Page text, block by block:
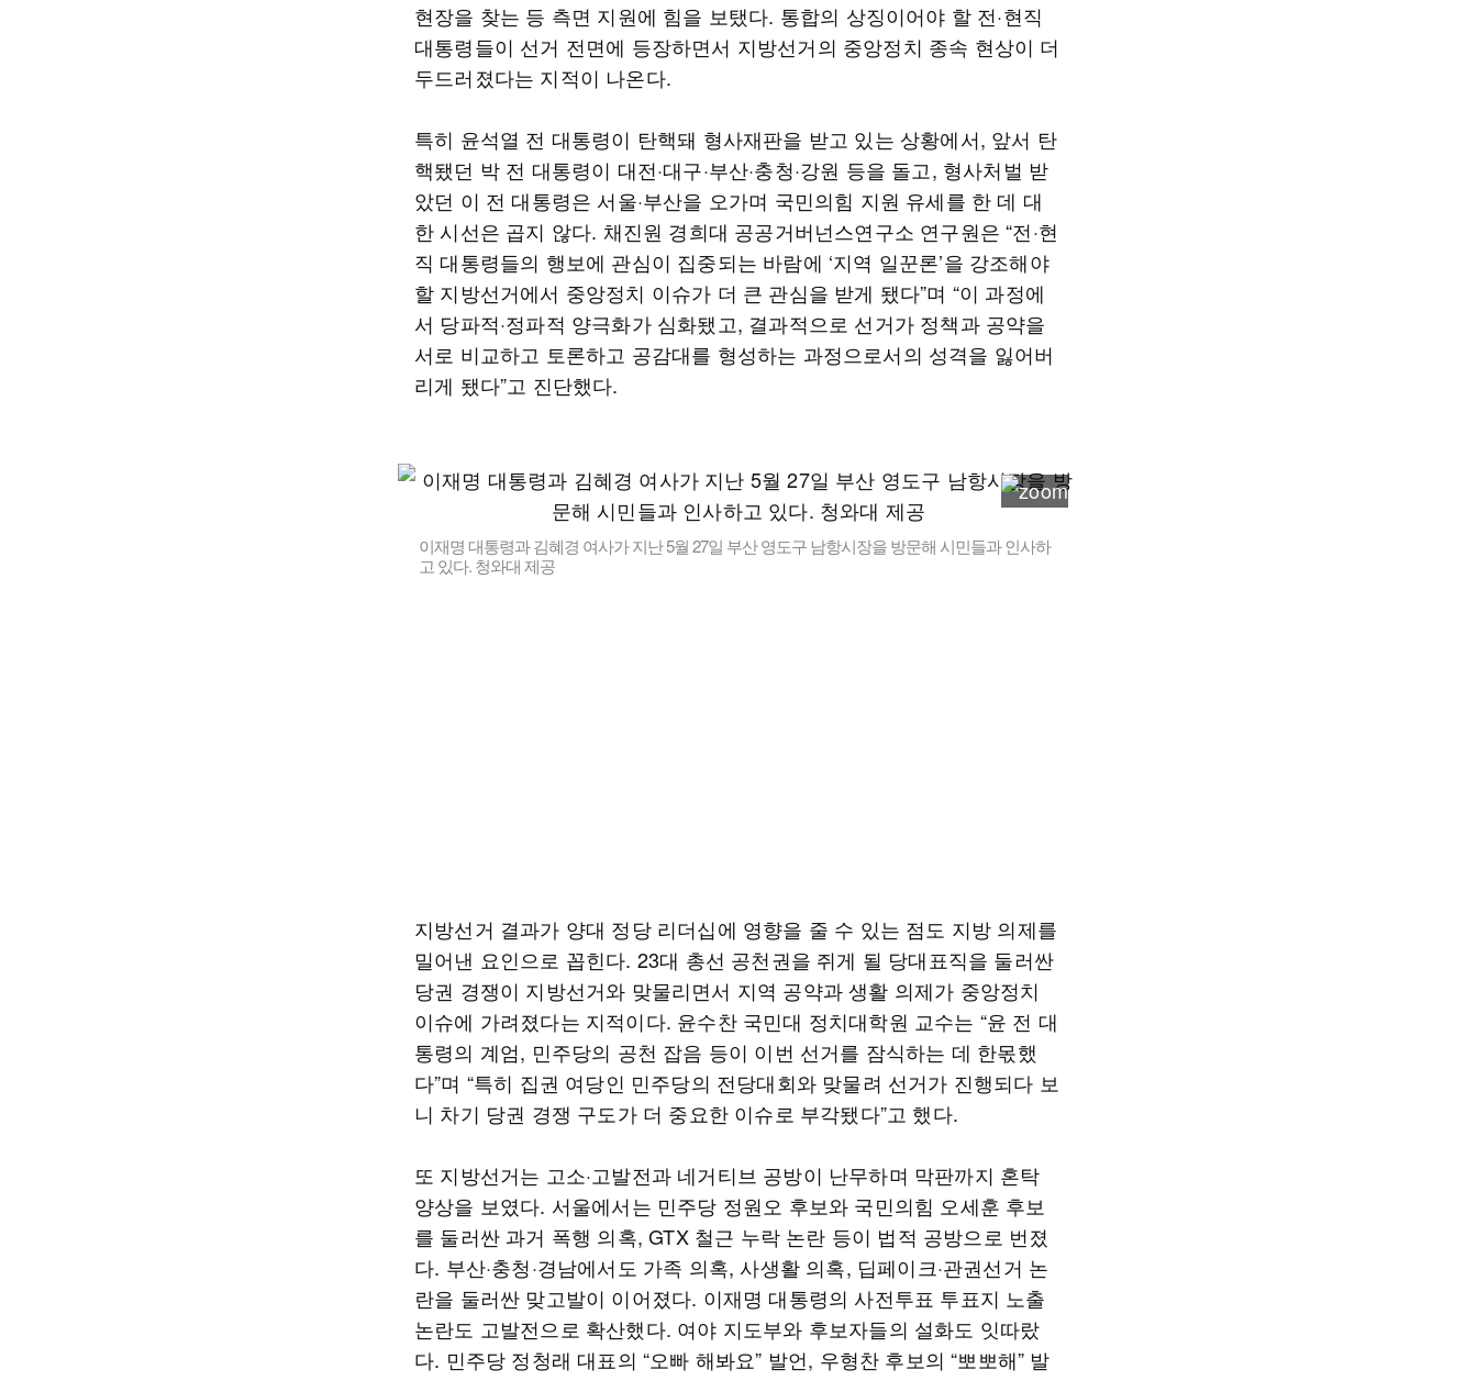
현장을 찾는 등 측면 지원에 힘을 보탰다. 통합의 상징이어야 할 전·현직
대통령들이 선거 전면에 등장하면서 지방선거의 중앙정치 종속 현상이 더
두드러졌다는 지적이 나온다.
특히 윤석열 전 대통령이 탄핵돼 형사재판을 받고 있는 상황에서, 앞서 탄
핵됐던 박 전 대통령이 대전·대구·부산·충청·강원 등을 돌고, 형사처벌 받
았던 이 전 대통령은 서울·부산을 오가며 국민의힘 지원 유세를 한 데 대
한 시선은 곱지 않다. 채진원 경희대 공공거버넌스연구소 연구원은 “전·현
직 대통령들의 행보에 관심이 집중되는 바람에 ‘지역 일꾼론’을 강조해야
할 지방선거에서 중앙정치 이슈가 더 큰 관심을 받게 됐다”며 “이 과정에
서 당파적·정파적 양극화가 심화됐고, 결과적으로 선거가 정책과 공약을
서로 비교하고 토론하고 공감대를 형성하는 과정으로서의 성격을 잃어버
리게 됐다”고 진단했다.
이재명 대통령과 김혜경 여사가 지난 5월 27일 부산 영도구 남항시장을 방문해 시민들과 인사하
고 있다. 청와대 제공
지방선거 결과가 양대 정당 리더십에 영향을 줄 수 있는 점도 지방 의제를
밀어낸 요인으로 꼽힌다. 23대 총선 공천권을 쥐게 될 당대표직을 둘러싼
당권 경쟁이 지방선거와 맞물리면서 지역 공약과 생활 의제가 중앙정치
이슈에 가려졌다는 지적이다. 윤수찬 국민대 정치대학원 교수는 “윤 전 대
통령의 계엄, 민주당의 공천 잡음 등이 이번 선거를 잠식하는 데 한몫했
다”며 “특히 집권 여당인 민주당의 전당대회와 맞물려 선거가 진행되다 보
니 차기 당권 경쟁 구도가 더 중요한 이슈로 부각됐다”고 했다.
또 지방선거는 고소·고발전과 네거티브 공방이 난무하며 막판까지 혼탁
양상을 보였다. 서울에서는 민주당 정원오 후보와 국민의힘 오세훈 후보
를 둘러싼 과거 폭행 의혹, GTX 철근 누락 논란 등이 법적 공방으로 번졌
다. 부산·충청·경남에서도 가족 의혹, 사생활 의혹, 딥페이크·관권선거 논
란을 둘러싼 맞고발이 이어졌다. 이재명 대통령의 사전투표 투표지 노출
논란도 고발전으로 확산했다. 여야 지도부와 후보자들의 설화도 잇따랐
다. 민주당 정청래 대표의 “오빠 해봐요” 발언, 우형찬 후보의 “뽀뽀해” 발